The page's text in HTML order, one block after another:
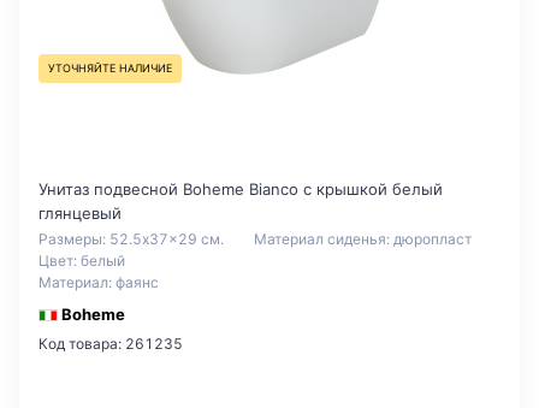
УТОЧНЯЙТЕ НАЛИЧИЕ
Унитаз подвесной Boheme Bianco с крышкой белый
глянцевый
Размеры: 52.5x37x29 см.
Цвет: белый
Материал: фаянс
Материал сиденья: дюропласт
Boheme
Код товара: 261235